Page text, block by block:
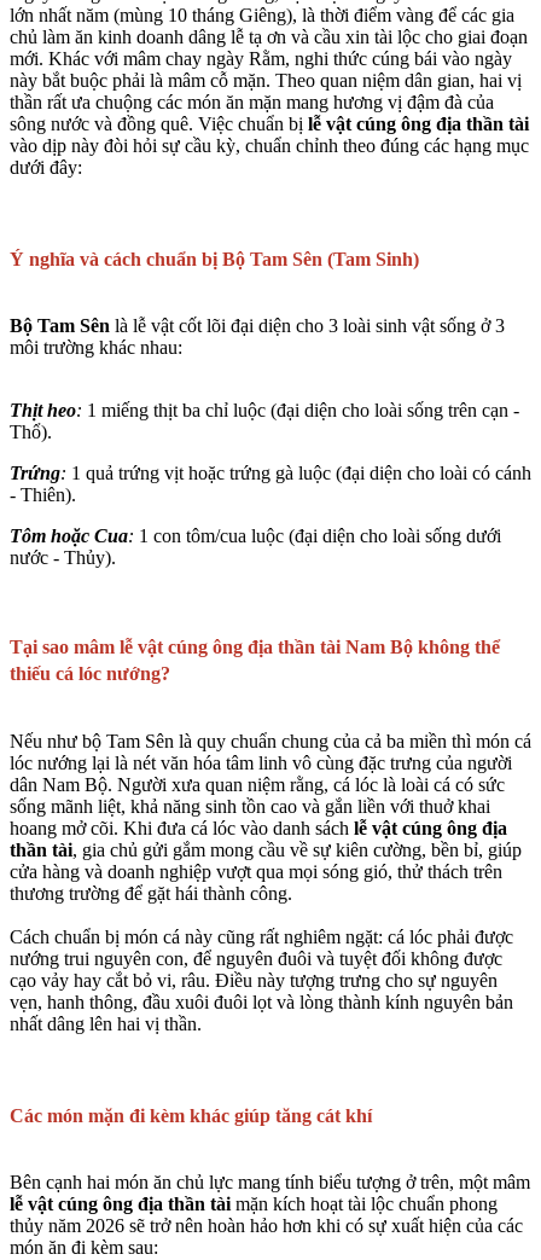
lớn nhất năm (mùng 10 tháng Giêng), là thời điểm vàng để các gia
chủ làm ăn kinh doanh dâng lễ tạ ơn và cầu xin tài lộc cho giai đoạn
mới. Khác với mâm chay ngày Rằm, nghi thức cúng bái vào ngày
này bắt buộc phải là mâm cỗ mặn. Theo quan niệm dân gian, hai vị
thần rất ưa chuộng các món ăn mặn mang hương vị đậm đà của
sông nước và đồng quê. Việc chuẩn bị lễ vật cúng ông địa thần tài
vào dịp này đòi hỏi sự cầu kỳ, chuẩn chỉnh theo đúng các hạng mục
dưới đây:
Ý nghĩa và cách chuẩn bị Bộ Tam Sên (Tam Sinh)
Bộ Tam Sên là lễ vật cốt lõi đại diện cho 3 loài sinh vật sống ở 3
môi trường khác nhau:
Thịt heo: 1 miếng thịt ba chỉ luộc (đại diện cho loài sống trên cạn -
Thổ).
Trứng: 1 quả trứng vịt hoặc trứng gà luộc (đại diện cho loài có cánh
- Thiên).
Tôm hoặc Cua: 1 con tôm/cua luộc (đại diện cho loài sống dưới
nước - Thủy).
Tại sao mâm lễ vật cúng ông địa thần tài Nam Bộ không thể
thiếu cá lóc nướng?
Nếu như bộ Tam Sên là quy chuẩn chung của cả ba miền thì món cá
lóc nướng lại là nét văn hóa tâm linh vô cùng đặc trưng của người
dân Nam Bộ. Người xưa quan niệm rằng, cá lóc là loài cá có sức
sống mãnh liệt, khả năng sinh tồn cao và gắn liền với thuở khai
hoang mở cõi. Khi đưa cá lóc vào danh sách lễ vật cúng ông địa
thần tài, gia chủ gửi gắm mong cầu về sự kiên cường, bền bỉ, giúp
cửa hàng và doanh nghiệp vượt qua mọi sóng gió, thử thách trên
thương trường để gặt hái thành công.
Cách chuẩn bị món cá này cũng rất nghiêm ngặt: cá lóc phải được
nướng trui nguyên con, để nguyên đuôi và tuyệt đối không được
cạo vảy hay cắt bỏ vi, râu. Điều này tượng trưng cho sự nguyên
vẹn, hanh thông, đầu xuôi đuôi lọt và lòng thành kính nguyên bản
nhất dâng lên hai vị thần.
Các món mặn đi kèm khác giúp tăng cát khí
Bên cạnh hai món ăn chủ lực mang tính biểu tượng ở trên, một mâm
lễ vật cúng ông địa thần tài mặn kích hoạt tài lộc chuẩn phong
thủy năm 2026 sẽ trở nên hoàn hảo hơn khi có sự xuất hiện của các
món ăn đi kèm sau: